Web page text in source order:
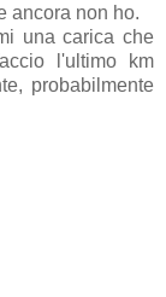
ancora non ho.
una carica che
l'ultimo km
probabilmente